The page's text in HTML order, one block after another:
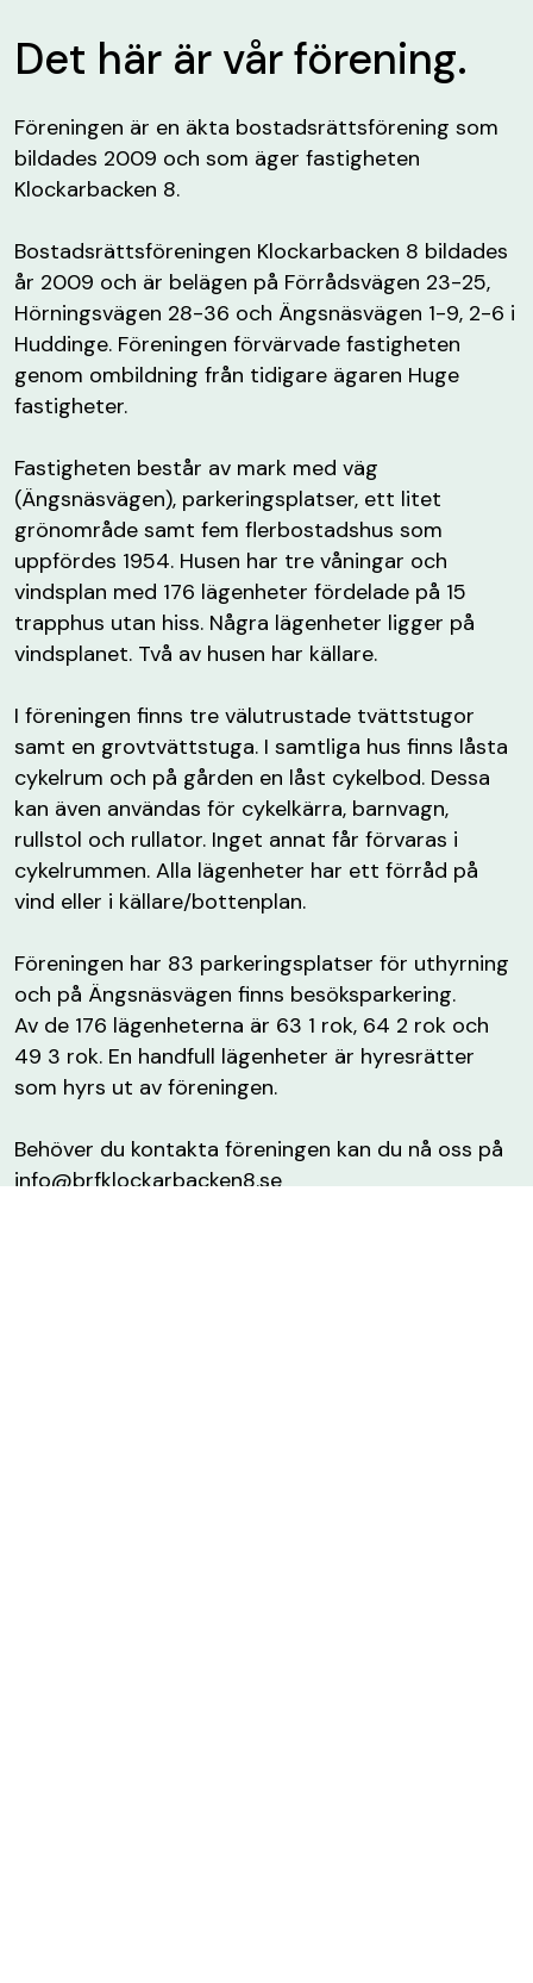
Det här är vår förening.
Föreningen är en äkta bostadsrättsförening som
bildades 2009 och som äger fastigheten
Klockarbacken 8.
Bostadsrättsföreningen Klockarbacken 8 bildades
år 2009 och är belägen på Förrådsvägen 23-25,
Hörningsvägen 28-36 och Ängsnäsvägen 1-9, 2-6 i
Huddinge. Föreningen förvärvade fastigheten
genom ombildning från tidigare ägaren Huge
fastigheter.
Fastigheten består av mark med väg
(Ängsnäsvägen), parkeringsplatser, ett litet
grönområde samt fem flerbostadshus som
uppfördes 1954. Husen har tre våningar och
vindsplan med 176 lägenheter fördelade på 15
trapphus utan hiss. Några lägenheter ligger på
vindsplanet. Två av husen har källare.
I föreningen finns tre välutrustade tvättstugor
samt en grovtvättstuga. I samtliga hus finns låsta
cykelrum och på gården en låst cykelbod. Dessa
kan även användas för cykelkärra, barnvagn,
rullstol och rullator. Inget annat får förvaras i
cykelrummen. Alla lägenheter har ett förråd på
vind eller i källare/bottenplan.
Föreningen har 83 parkeringsplatser för uthyrning
och på Ängsnäsvägen finns besöksparkering.
Av de 176 lägenheterna är 63 1 rok, 64 2 rok och
49 3 rok. En handfull lägenheter är hyresrätter
som hyrs ut av föreningen.
Behöver du kontakta föreningen kan du nå oss på
info@brfklockarbacken8.se